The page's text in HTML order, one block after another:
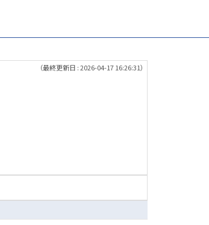
（最終更新日 : 2026-04-17 16:26:31）